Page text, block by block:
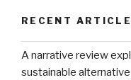
RECENT
A narrative review
sustainable